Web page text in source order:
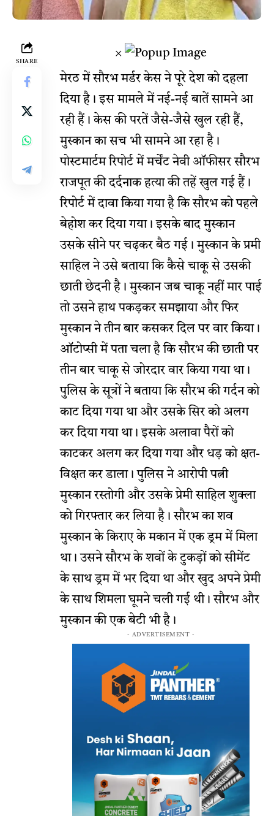
SHARE
×
मेरठ में सौरभ मर्डर केस ने पूरे देश को दहला
दिया है। इस मामले में नई-नई बातें सामने आ
रही हैं। केस की परतें जैसे-जैसे खुल रही हैं,
मुस्कान का सच भी सामने आ रहा है।
पोस्टमार्टम रिपोर्ट में मर्चेंट नेवी ऑफीसर सौरभ
राजपूत की दर्दनाक हत्या की तहें खुल गई हैं।
रिपोर्ट में दावा किया गया है कि सौरभ को पहले
बेहोश कर दिया गया। इसके बाद मुस्कान
उसके सीने पर चढ़कर बैठ गई। मुस्कान के प्रमी
साहिल ने उसे बताया कि कैसे चाकू से उसकी
छाती छेदनी है। मुस्कान जब चाकू नहीं मार पाई
तो उसने हाथ पकड़कर समझाया और फिर
मुस्कान ने तीन बार कसकर दिल पर वार किया।
ऑटोप्सी में पता चला है कि सौरभ की छाती पर
तीन बार चाकू से जोरदार वार किया गया था।
पुलिस के सूत्रों ने बताया कि सौरभ की गर्दन को
काट दिया गया था और उसके सिर को अलग
कर दिया गया था। इसके अलावा पैरों को
काटकर अलग कर दिया गया और धड़ को क्षत-
विक्षत कर डाला। पुलिस ने आरोपी पत्नी
मुस्कान रस्तोगी और उसके प्रेमी साहिल शुक्ला
को गिरफ्तार कर लिया है। सौरभ का शव
मुस्कान के किराए के मकान में एक ड्रम में मिला
था। उसने सौरभ के शवों के टुकड़ों को सीमेंट
के साथ ड्रम में भर दिया था और खुद अपने प्रेमी
के साथ शिमला घूमने चली गई थी। सौरभ और
मुस्कान की एक बेटी भी है।
- ADVERTISEMENT -